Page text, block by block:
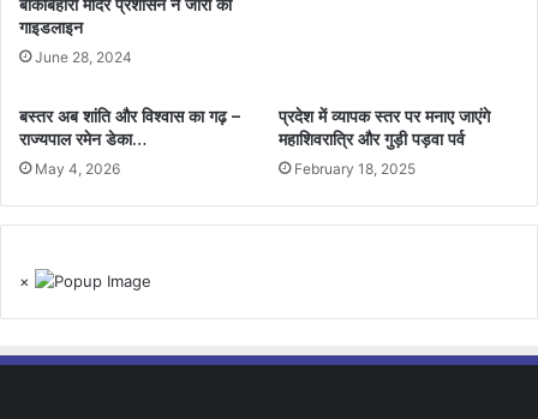
बांकेबिहारी मंदिर प्रशासन ने जारी की
गाइडलाइन
June 28, 2024
बस्तर अब शांति और विश्वास का गढ़ –
राज्यपाल रमेन डेका…
May 4, 2026
प्रदेश में व्यापक स्तर पर मनाए जाएंगे
महाशिवरात्रि और गुड़ी पड़वा पर्व
February 18, 2025
×